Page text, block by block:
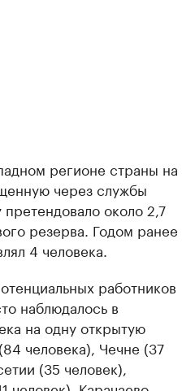
регионе страны на
через службы
около 2,7
резерва. Годом ранее
4 человека.
работников
наблюдалось в
на одну открытую
человека), Чечне (37
(35 человек),